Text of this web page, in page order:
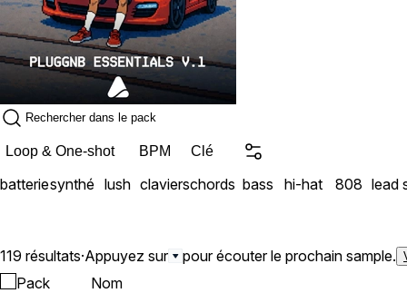
Loop & One-shot BPM Clé
batteriesynthé lush clavierschords bass hi-hat 808 lead
119 résultats·Appuyez sur pour écouter le prochain sample.
Pack Nom